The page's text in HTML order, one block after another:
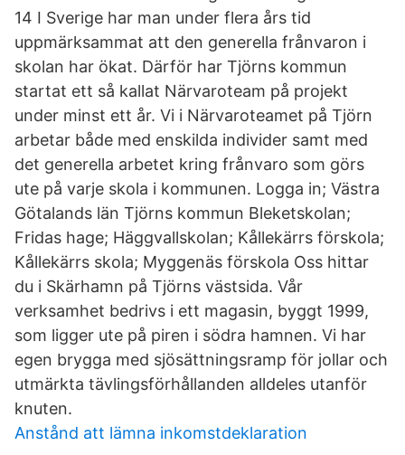
14 I Sverige har man under flera års tid
uppmärksammat att den generella frånvaron i
skolan har ökat. Därför har Tjörns kommun
startat ett så kallat Närvaroteam på projekt
under minst ett år. Vi i Närvaroteamet på Tjörn
arbetar både med enskilda individer samt med
det generella arbetet kring frånvaro som görs
ute på varje skola i kommunen. Logga in; Västra
Götalands län Tjörns kommun Bleketskolan;
Fridas hage; Häggvallskolan; Kållekärrs förskola;
Kållekärrs skola; Myggenäs förskola Oss hittar
du i Skärhamn på Tjörns västsida. Vår
verksamhet bedrivs i ett magasin, byggt 1999,
som ligger ute på piren i södra hamnen. Vi har
egen brygga med sjösättningsramp för jollar och
utmärkta tävlingsförhållanden alldeles utanför
knuten.
Anstånd att lämna inkomstdeklaration